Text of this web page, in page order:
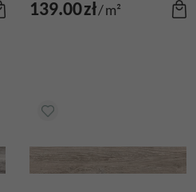
139.00zł/m²